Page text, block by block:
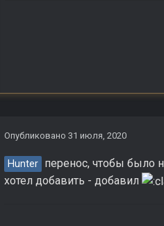
Опубликовано 31 июля, 2020
Hunter перенос, чтобы было
хотел добавить - добавил